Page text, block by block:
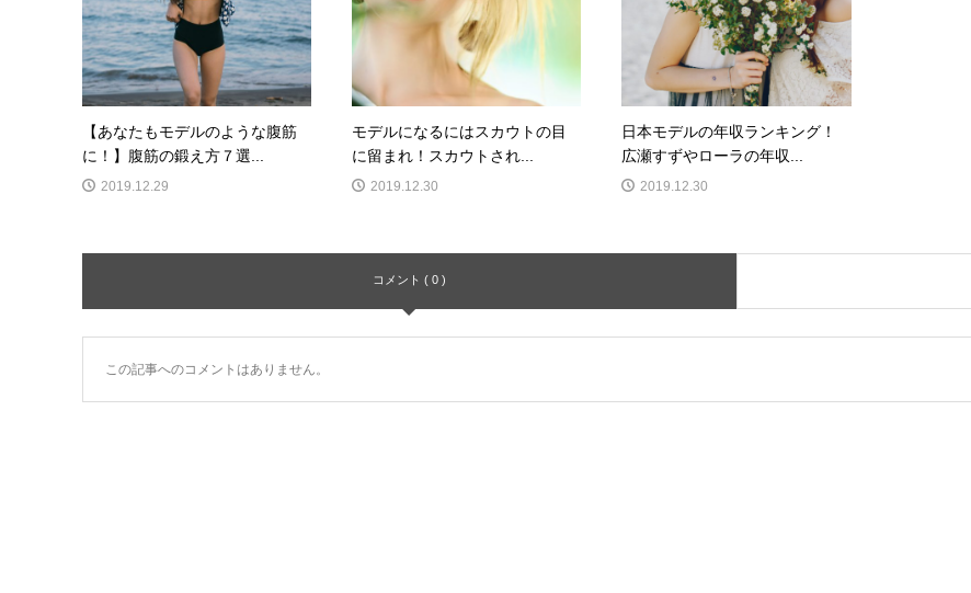
【あなたもモデルのような腹筋
に！】腹筋の鍛え方７選...
2019.12.29
モデルになるにはスカウトの目
に留まれ！スカウトされ...
2019.12.30
日本モデルの年収ランキング！
広瀬すずやローラの年収...
2019.12.30
コメント ( 0 )
この記事へのコメントはありません。